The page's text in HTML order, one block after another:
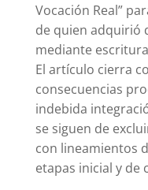
Vocación Real”
de quien adquirió
mediante
El artículo cierra
consecuencias
indebida
se siguen de
con lineamientos
etapas inicial y de